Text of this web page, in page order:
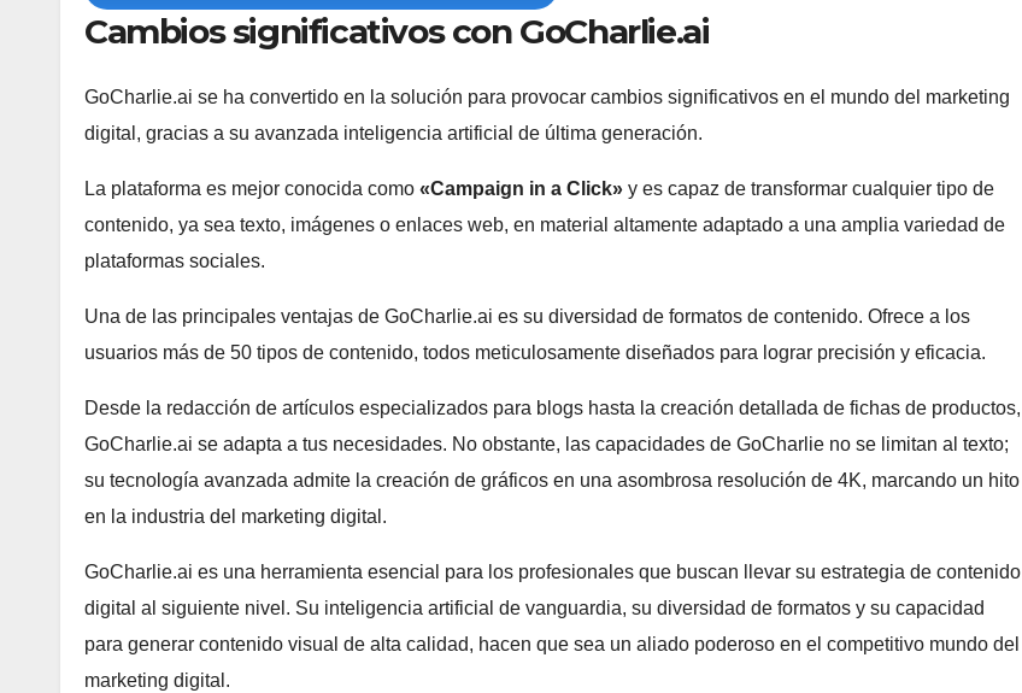
Cambios significativos con GoCharlie.ai
GoCharlie.ai se ha convertido en la solución para provocar cambios significativos en el mundo del marketing
digital, gracias a su avanzada inteligencia artificial de última generación.
La plataforma es mejor conocida como «Campaign in a Click» y es capaz de transformar cualquier tipo de
contenido, ya sea texto, imágenes o enlaces web, en material altamente adaptado a una amplia variedad de
plataformas sociales.
Una de las principales ventajas de GoCharlie.ai es su diversidad de formatos de contenido. Ofrece a los
usuarios más de 50 tipos de contenido, todos meticulosamente diseñados para lograr precisión y eficacia.
Desde la redacción de artículos especializados para blogs hasta la creación detallada de fichas de productos,
GoCharlie.ai se adapta a tus necesidades. No obstante, las capacidades de GoCharlie no se limitan al texto;
su tecnología avanzada admite la creación de gráficos en una asombrosa resolución de 4K, marcando un hito
en la industria del marketing digital.
GoCharlie.ai es una herramienta esencial para los profesionales que buscan llevar su estrategia de contenido
digital al siguiente nivel. Su inteligencia artificial de vanguardia, su diversidad de formatos y su capacidad
para generar contenido visual de alta calidad, hacen que sea un aliado poderoso en el competitivo mundo del
marketing digital.